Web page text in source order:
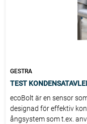
GESTRA
TEST
ecoBolt är en sensor
designad för effektiv
ångsystem som t.ex.